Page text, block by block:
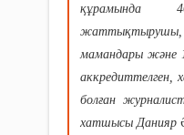
жаттықтырушы,
мамандары және
аккредиттелген,
болған
xатшысы Данияр